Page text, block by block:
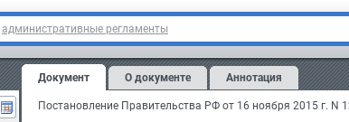
административные регламенты
Документ О документе Аннотация
(утв.
С изменениями и дополнениями от: